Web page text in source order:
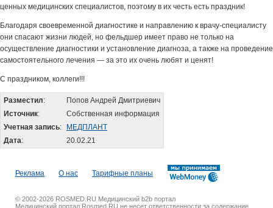
ценных медицинских специалистов, поэтому в их честь есть праздник!
Благодаря своевременной диагностике и направлению к врачу-специалисту
они спасают жизни людей, но фельдшер имеет право не только на
осуществление диагностики и установление диагноза, а также на проведение
самостоятельного лечения — за это их очень любят и ценят!
С праздником, коллеги!!!
Разместил:
Попов Андрей Дмитриевич
Источник:
Собственная информация
Учетная запись:
МЕДПЛАНТ
Дата: 20.02.21
Реклама О нас Тарифные планы
© 2002-2026 ROSMED.RU Медицинский b2b портал
Медицинский портал Rosmed.RU не несет ответственности за содержание